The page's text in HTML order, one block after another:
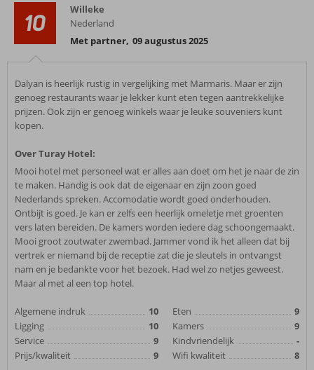
10
Willeke
Nederland
Met partner, 09 augustus 2025
Dalyan is heerlijk rustig in vergelijking met Marmaris. Maar er zijn
genoeg restaurants waar je lekker kunt eten tegen aantrekkelijke
prijzen. Ook zijn er genoeg winkels waar je leuke souveniers kunt
kopen.
Over Turay Hotel:
Mooi hotel met personeel wat er alles aan doet om het je naar de zin
te maken. Handig is ook dat de eigenaar en zijn zoon goed
Nederlands spreken. Accomodatie wordt goed onderhouden.
Ontbijt is goed. Je kan er zelfs een heerlijk omeletje met groenten
vers laten bereiden. De kamers worden iedere dag schoongemaakt.
Mooi groot zoutwater zwembad. Jammer vond ik het alleen dat bij
vertrek er niemand bij de receptie zat die je sleutels in ontvangst
nam en je bedankte voor het bezoek. Had wel zo netjes geweest.
Maar al met al een top hotel.
Algemene indruk
10
Ligging
10
Service
9
Prijs/kwaliteit
9
Eten
9
Kamers
9
Kindvriendelijk
-
Wifi kwaliteit
8